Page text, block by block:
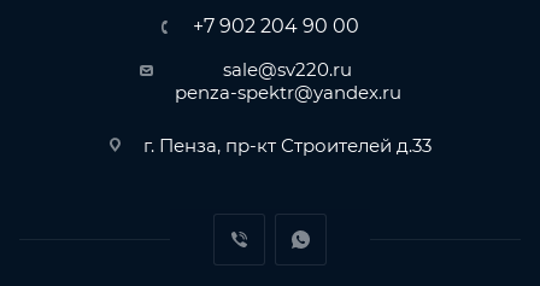
+7 902 204 90 00
sale@sv220.ru
penza-spektr@yandex.ru
г. Пенза, пр-кт Строителей д.33